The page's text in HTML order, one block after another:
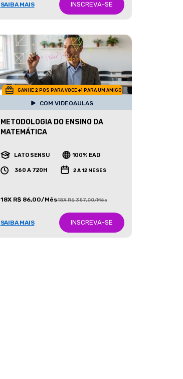
SAIBA MAIS INSCREVA-SE
GANHE 2 POS PARA VOCE +1 PARA UM AMIGO
COM VIDEOAULAS
METODOLOGIA DO ENSINO DA
MATEMÁTICA
LATO SENSU 100% EAD
360 A 720H 2 A 12 MESES
18X R$ 86,00/Mês18X R$ 387,00/Mês
SAIBA MAIS INSCREVA-SE